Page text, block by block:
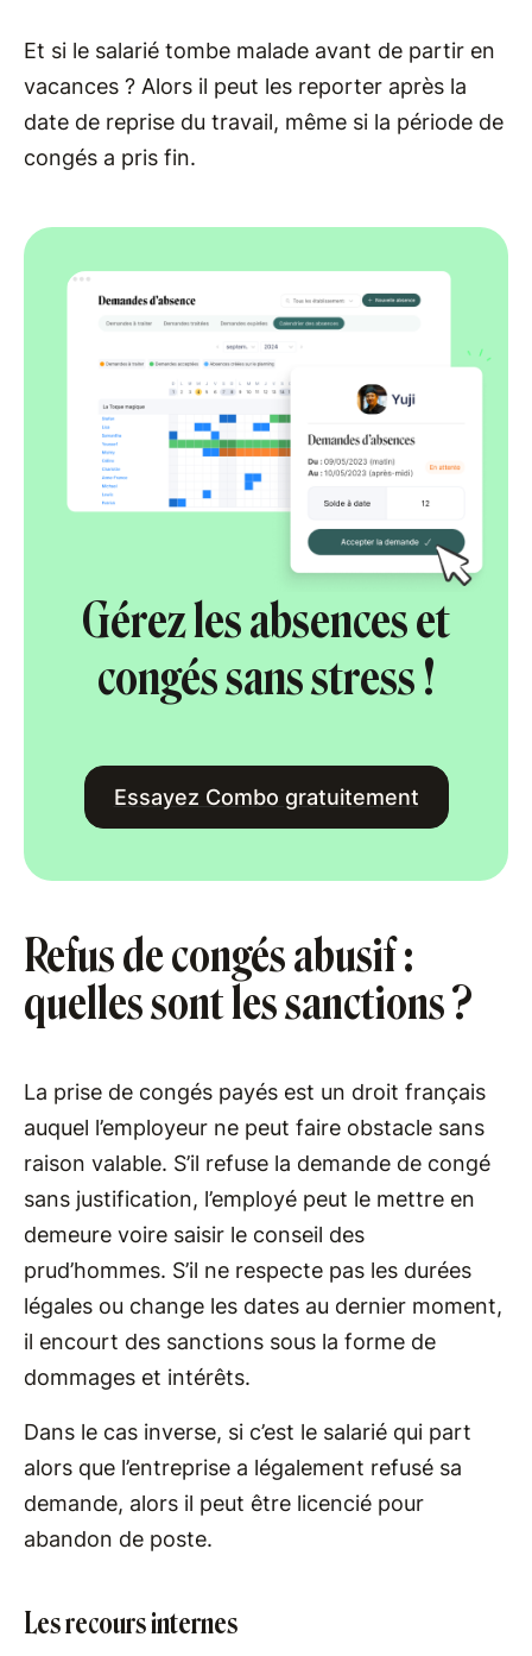
Et si le salarié tombe malade avant de partir en
vacances ? Alors il peut les reporter après la
date de reprise du travail, même si la période de
congés a pris fin.
Gérez les absences et
congés sans stress !
Essayez Combo gratuitement
Refus de congés abusif :
quelles sont les sanctions ?
La prise de congés payés est un droit français
auquel l’employeur ne peut faire obstacle sans
raison valable. S’il refuse la demande de congé
sans justification, l’employé peut le mettre en
demeure voire saisir le conseil des
prud’hommes. S’il ne respecte pas les durées
légales ou change les dates au dernier moment,
il encourt des sanctions sous la forme de
dommages et intérêts.
Dans le cas inverse, si c’est le salarié qui part
alors que l’entreprise a légalement refusé sa
demande, alors il peut être licencié pour
abandon de poste.
Les recours internes